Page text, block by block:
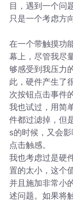
目，遇到一个问
只是一个考虑方
在一个带触摸功
幕上，尽管我尽
够感受到我压力
此，硬件产生了
次按钮点击事件
我也试过，用简
件都过滤掉，但
s的时候，又会
点击触感。
我也考虑过是硬
置的太小，这个
并且施加非常小
述问题。如果将